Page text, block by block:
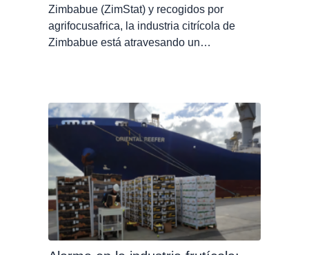
Zimbabue (ZimStat) y recogidos por
agrifocusafrica, la industria citrícola de
Zimbabue está atravesando un…